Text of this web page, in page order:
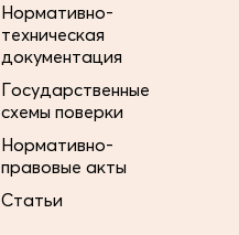
Нормативно-
техническая
документация
Государственные
схемы поверки
Нормативно-
правовые акты
Статьи